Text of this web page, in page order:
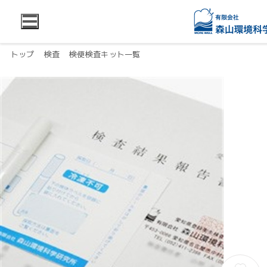
トップ 検査 検便検査キット一覧